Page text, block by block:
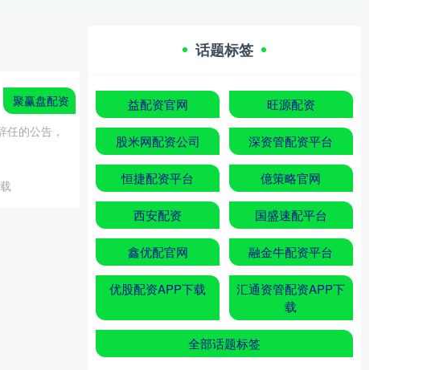
的公告，
聚赢盘配资
话题标签
益配资官网 旺源配资
股米网配资公司 深资管配资平台
恒捷配资平台 億策略官网
西安配资 国盛速配平台
鑫优配官网 融金牛配资平台
优股配资APP下载
汇通资管配资APP下
载
全部话题标签